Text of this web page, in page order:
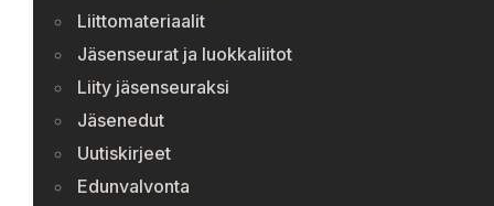
Liittomateriaalit
Jäsenseurat ja luokkaliitot
Liity jäsenseuraksi
Jäsenedut
Uutiskirjeet
Edunvalvonta